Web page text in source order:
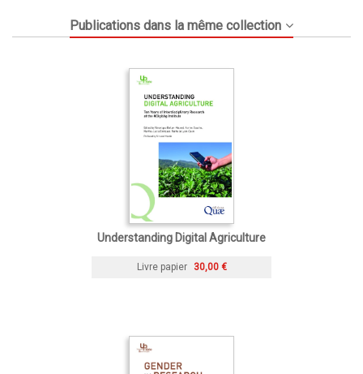
Publications dans la même collection
Understanding Digital Agriculture
Livre papier 30,00 €